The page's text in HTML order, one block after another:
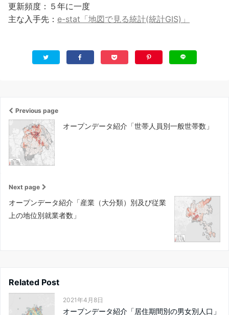
更新頻度：５年に一度
主な入手先： e-stat「地図で見る統計(統計GIS)」
Previous page
オープンデータ紹介「世帯人員別一般世帯数」
Next page
オープンデータ紹介「産業（大分類）別及び従業
上の地位別就業者数」
Related Post
2021年4月8日
オープンデータ紹介「居住期間別の男女別人口」